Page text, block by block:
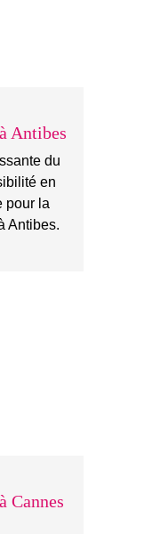
Antibes
du
en
pour la
Antibes.
Cannes